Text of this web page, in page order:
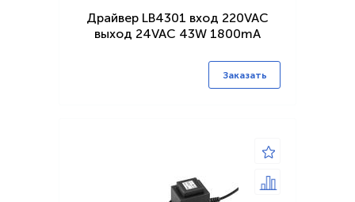
Драйвер LB4301 вход 220VAC
выход 24VAC 43W 1800mA
Заказать